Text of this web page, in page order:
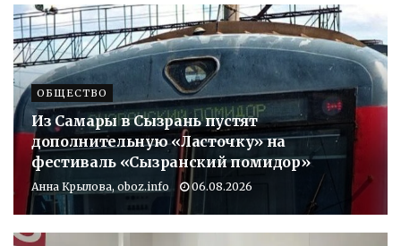
ОБЩЕСТВО
Из Самары в Сызрань пустят
дополнительную «Ласточку» на
фестиваль «Сызранский помидор»
Анна Крылова, oboz.info 06.08.2026